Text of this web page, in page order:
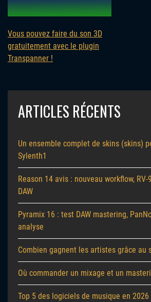
Vous pouvez faire du son 3D
gratuitement avec le plugin
Transpanner !
ARTICLES RÉCENTS
Un ensemble complet de skins (skins)
Sylenth1
Reason 14 avis : nouveau workflow,
DAW
Pyramix 16 : test DAW mastering,
analyse
Combien gagnent les artistes grâce au
Où commander un mixage et un
Top 5 des logiciels de musique en